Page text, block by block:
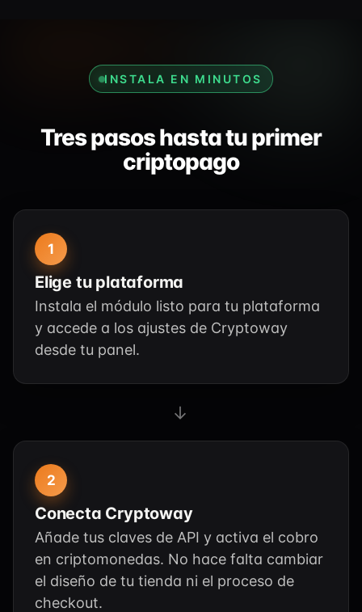
INSTALA EN MINUTOS
Tres pasos hasta tu primer
criptopago
1
Elige tu plataforma
Instala el módulo listo para tu plataforma
y accede a los ajustes de Cryptoway
desde tu panel.
→
2
Conecta Cryptoway
Añade tus claves de API y activa el cobro
en criptomonedas. No hace falta cambiar
el diseño de tu tienda ni el proceso de
checkout.